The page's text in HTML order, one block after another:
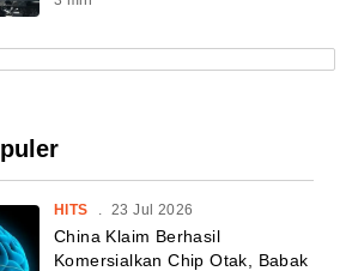
HITS 23 Jul 2026
China Klaim Berhasil
Komersialkan Chip Otak, Babak